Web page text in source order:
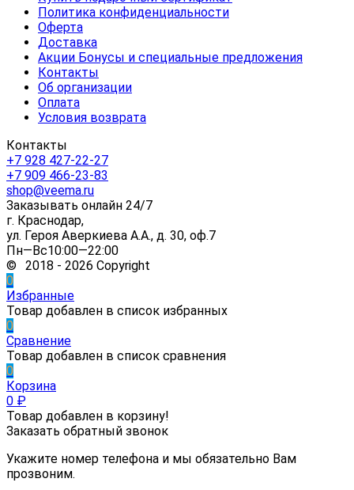
Политика конфиденциальности
Оферта
Доставка
Акции Бонусы и специальные предложения
Контакты
Об организации
Оплата
Условия возврата
Контакты
+7 928 427-22-27
+7 909 466-23-83
shop@veema.ru
Заказывать онлайн 24/7
г. Краснодар,
ул. Героя Аверкиева А.А., д. 30, оф.7
Пн—Вс10:00—22:00
© 2018 - 2026 Copyright
0
Избранные
Товар добавлен в список избранных
0
Сравнение
Товар добавлен в список сравнения
0
Корзина
0 ₽
Товар добавлен в корзину!
Заказать обратный звонок
Укажите номер телефона и мы обязательно Вам
прозвоним.